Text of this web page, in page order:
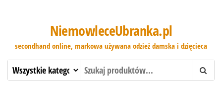
NiemowleceUbranka.pl
secondhand online, markowa używana odzież damska i dzięcieca